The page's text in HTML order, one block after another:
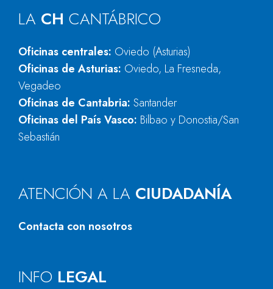
LA CH CANTÁBRICO
Oficinas centrales: Oviedo (Asturias)
Oficinas de Asturias: Oviedo, La Fresneda,
Vegadeo
Oficinas de Cantabria: Santander
Oficinas del País Vasco: Bilbao y Donostia/San
Sebastián
ATENCIÓN A LA CIUDADANÍA
Contacta con nosotros
INFO LEGAL